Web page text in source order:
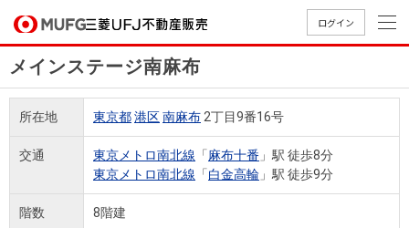
ログイン
買いたいTOP
売りたいTOP
店舗案内TOP
会社情報TOP
採用情報TOP
買いたい
売りたい
メインステージ南麻布
所在地 東京都港区南麻布 2丁目9番16号
交通 東京メトロ南北線 「麻布十番 」駅 徒歩8分
東京メトロ南北線 「白金高輪 」駅 徒歩9分
階数 8階建